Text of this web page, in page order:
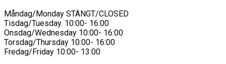
Måndag/Monday STÄNGT/CLOSED
Tisdag/Tuesday. 10:00- 16:00
Onsdag/Wednesday 10:00- 16:00
Torsdag/Thursday 10:00- 16:00
Fredag/Friday 10:00- 13:00